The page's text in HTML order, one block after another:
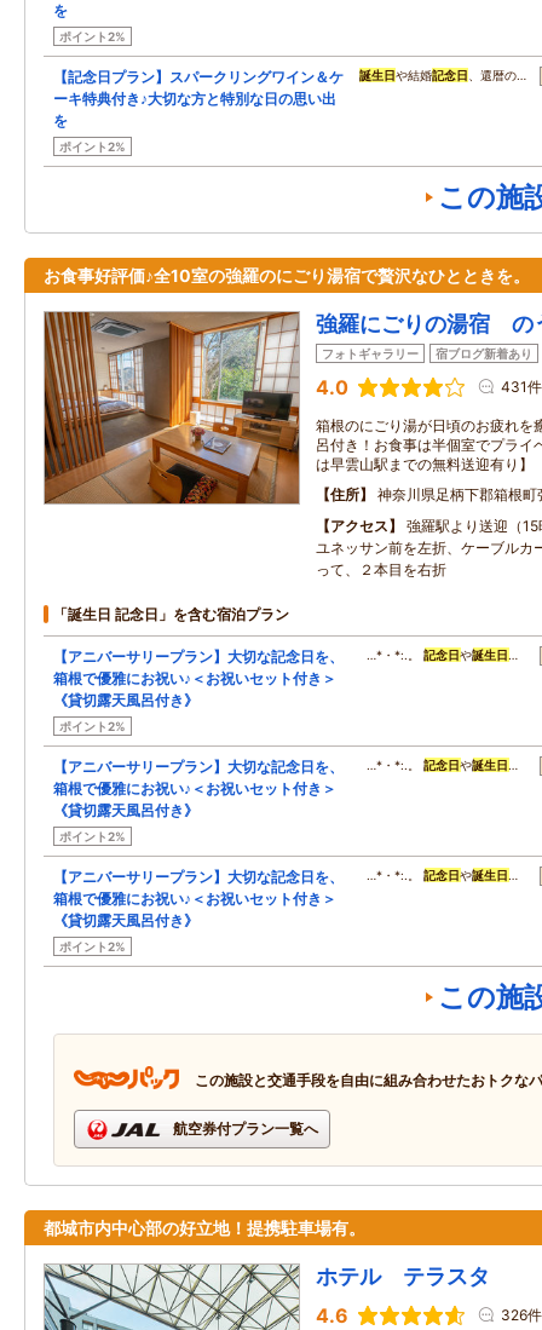
を
ポイント2%
【記念日プラン】スパークリングワイン＆ケ
ーキ特典付き♪大切な方と特別な日の思い出
を
ポイント2%
誕生日や結婚記念日 、還暦の…
この施
お食事好評価♪全10室の強羅のにごり湯宿で贅沢なひとときを。
強羅にごりの湯宿 の
フォトギャラリー 宿ブログ新着あり
4.0 431件
箱根のにごり湯が日頃のお疲れを
呂付き！お食事は半個室でプライ
は早雲山駅までの無料送迎有り】
住所
神奈川県足柄下郡箱根
アクセス
強羅駅より送迎（
ユネッサン前を左折、ケーブルカ
って、２本目を右折
「誕生日 記念日」を含む宿泊プラン
【アニバーサリープラン】大切な記念日を、
箱根で優雅にお祝い♪＜お祝いセット付き＞
《貸切露天風呂付き》
ポイント2%
…*・*:.。記念日や誕生日 …
【アニバーサリープラン】大切な記念日を、
箱根で優雅にお祝い♪＜お祝いセット付き＞
《貸切露天風呂付き》
ポイント2%
…*・*:.。記念日や誕生日 …
【アニバーサリープラン】大切な記念日を、
箱根で優雅にお祝い♪＜お祝いセット付き＞
《貸切露天風呂付き》
ポイント2%
…*・*:.。記念日や誕生日 …
この施
この施設と交通手段を自由に組み合わせたおトクな
航空券付プラン一覧へ
都城市内中心部の好立地！提携駐車場有。
ホテル テラスタ
4.6 326件